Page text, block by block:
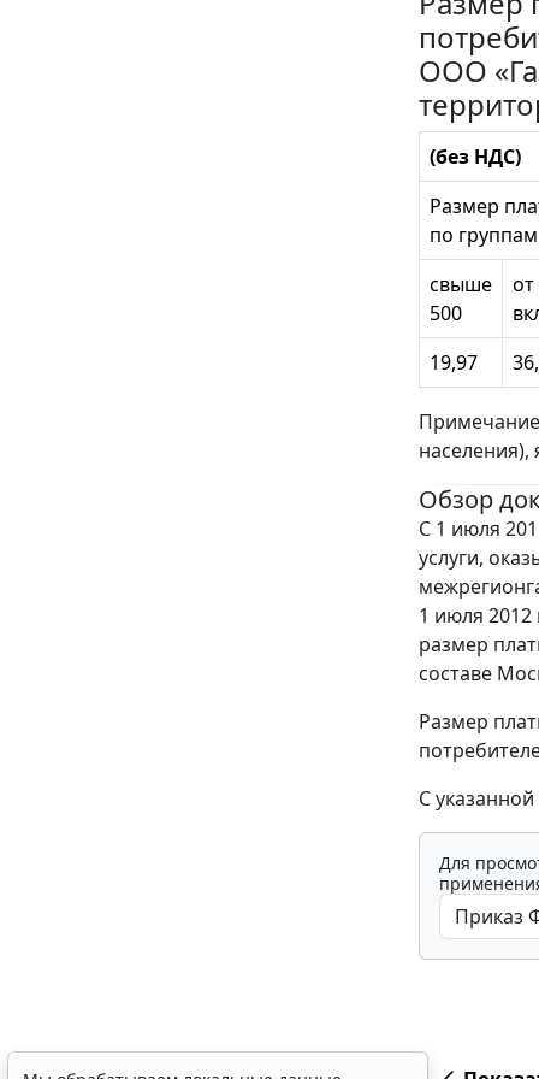
ООО
(без НДС)
Размер
по
свыше
500
от
19,97
Обзор
С 1 июля
услуги,
1 июля 2012
размер
составе
Размер
С
Для